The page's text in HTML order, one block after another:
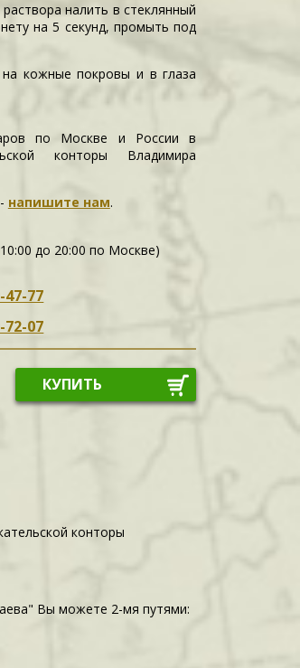
налить в стеклянный
на 5 секунд, промыть под
кожные покровы и в глаза
по Москве и России в
конторы Владимира
напишите нам.
до 20:00 по Москве)
47-77
72-07
КУПИТЬ
конторы
Вы можете 2-мя путями: